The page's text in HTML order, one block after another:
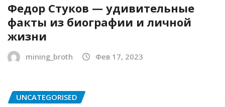
Федор Стуков — удивительные
факты из биографии и личной
жизни
mining_broth Фев 17, 2023
UNCATEGORISED